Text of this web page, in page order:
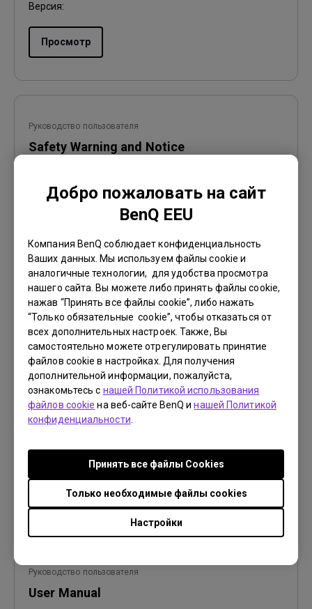
Добро пожаловать на сайт
BenQ EEU
Компания BenQ соблюдает конфиденциальность
Ваших данных. Мы используем файлы cookie и
аналогичные технологии, для удобства просмотра
нашего сайта. Вы можете либо принять файлы cookie,
нажав “Принять все файлы cookie”, либо нажать
“Только обязательные cookie”, чтобы отказаться от
всех дополнительных настроек. Также, Вы
самостоятельно можете отрегулировать принятие
файлов cookie в настройках. Для получения
дополнительной информации, пожалуйста,
ознакомьтесь с нашей Политикой использования
файлов cookie на веб-сайте BenQ инашей Политикой
конфиденциальности
Настройки
Только необходимые файлы cookies
Принять все файлы Сookies
Версия:
Просмотр
Руководство пользователя
Safety Warning and Notice
Язык:
English
54.87 KB
Просмотр
Руководство пользователя
Руководство пользователя
2009/10/02
Язык:Russian
Версия:
Просмотр
Руководство пользователя
User Manual